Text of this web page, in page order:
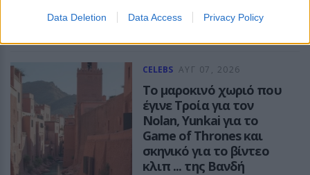
Data Deletion Data Access Privacy Policy
Από το Όσκαρ για το Monster
«Οδύσσεια» του Νόλαν - η
51 χρόνια ζωής και μια καριέρα
χωρίς στερεότυπα.
ASTROGIRL
CELEBS ΑΥΓ 07, 2026
Το μαροκινό χωριό που
έγινε Τροία για τον
Nolan, Yunkai για το
Game of Thrones και
σκηνικό για το βίντεο
κλιπ ... της Βανδή